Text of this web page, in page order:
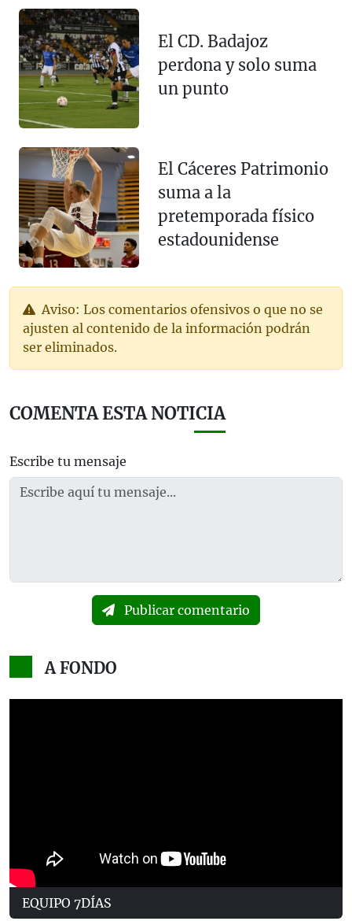
El CD. Badajoz
perdona y solo suma
un punto
El Cáceres Patrimonio
suma a la
pretemporada físico
estadounidense
Aviso: Los comentarios ofensivos o que no se
ajusten al contenido de la información podrán
ser eliminados.
COMENTA ESTA NOTICIA
Escribe tu mensaje
Publicar comentario
A FONDO
EQUIPO 7DÍAS